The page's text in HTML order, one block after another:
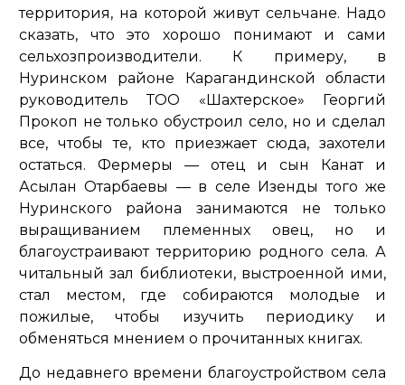
территория, на которой живут сельчане. Надо
сказать, что это хорошо понимают и сами
сельхозпроизводители. К примеру, в
Нуринском районе Карагандинской области
руководитель ТОО «Шахтерское» Георгий
Прокоп не только обустроил село, но и сделал
все, чтобы те, кто приезжает сюда, захотели
остаться. Фермеры — отец и сын Канат и
Асылан Отарбаевы — в селе Изенды того же
Нуринского района занимаются не только
выращиванием племенных овец, но и
благоустраивают территорию родного села. А
читальный зал библиотеки, выстроенной ими,
стал местом, где собираются молодые и
пожилые, чтобы изучить периодику и
обменяться мнением о прочитанных книгах.
До недавнего времени благоустройством села